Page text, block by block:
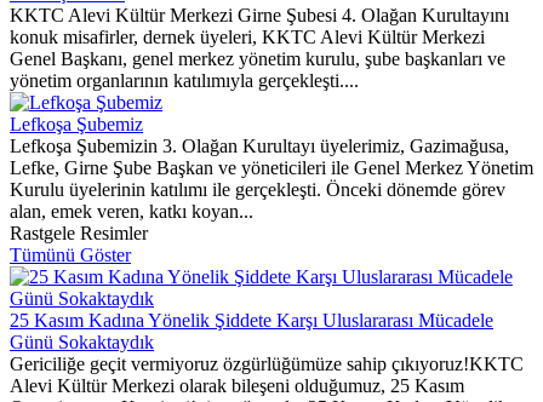
KKTC Alevi Kültür Merkezi Girne Şubesi 4. Olağan Kurultayını
konuk misafirler, dernek üyeleri, KKTC Alevi Kültür Merkezi
Genel Başkanı, genel merkez yönetim kurulu, şube başkanları ve
yönetim organlarının katılımıyla gerçekleşti....
Lefkoşa Şubemiz
Lefkoşa Şubemizin 3. Olağan Kurultayı üyelerimiz, Gazimağusa,
Lefke, Girne Şube Başkan ve yöneticileri ile Genel Merkez Yönetim
Kurulu üyelerinin katılımı ile gerçekleşti. Önceki dönemde görev
alan, emek veren, katkı koyan...
Rastgele Resimler
Tümünü Göster
25 Kasım Kadına Yönelik Şiddete Karşı Uluslararası Mücadele
Günü Sokaktaydık
Gericiliğe geçit vermiyoruz özgürlüğümüze sahip çıkıyoruz!KKTC
Alevi Kültür Merkezi olarak bileşeni olduğumuz, 25 Kasım